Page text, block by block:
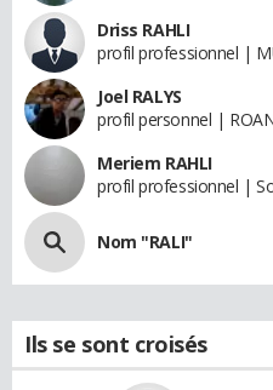
Driss RAHLI
profil professionnel |
Joel RALYS
profil personnel |
Meriem RAHLI
profil professionnel |
Nom "RALI"
Ils se sont croisés